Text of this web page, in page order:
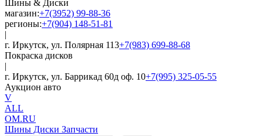
Шины & Диски
магазин:+7(3952) 99-88-36
регионы:+7(904) 148-51-81
|
г. Иркутск, ул. Полярная 113+7(983) 699-88-68
Покраска дисков
|
г. Иркутск, ул. Баррикад 60д оф. 10+7(995) 325-05-55
Аукцион авто
V
ALL
OM.RU
Шины Диски Запчасти